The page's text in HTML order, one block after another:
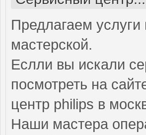
Предлагаем
мастерской.
Еслли вы искали
посмотреть на
центр philips в
Наши мастера